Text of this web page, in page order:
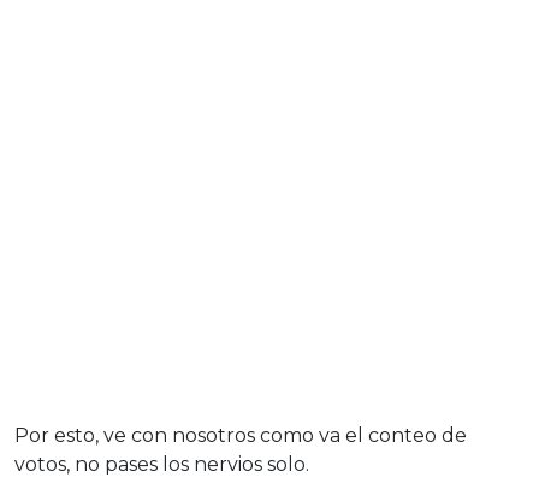
Por esto, ve con nosotros como va el conteo de
votos, no pases los nervios solo.